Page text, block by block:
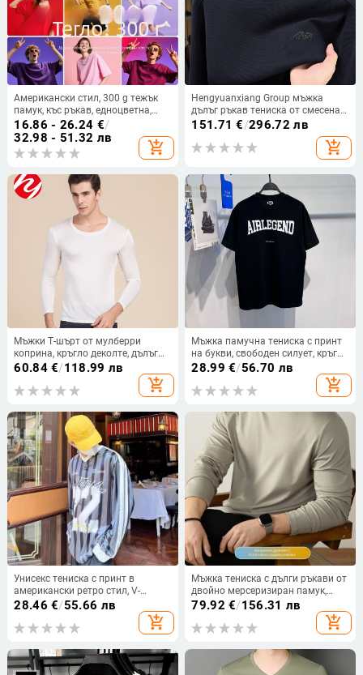
Американски стил, 300 g тежък
памук, къс ръкав, едноцветна,
свободна кройка, кръгло деколте
16.86 - 26.24 €/
32.98 - 51.32 лв
add_shopping_cart
Hengyuanxiang Group мъжка
дълъг ръкав тениска от смесена
вълна и коприна, кръгло деколте,
свободна кройка, бродиран
геометричен мотив
151.71 €/296.72 лв
add_shopping_cart
Мъжки Т-шърт от мулберри
коприна, кръгло деколте, дълъг
ръкав, еднотонен модел
60.84€/118.99 лв
add_shopping_cart
Мъжка памучна тениска с принт
на букви, свободен силует, кръгло
деколте, 95% памук
28.99 €/56.70 лв
add_shopping_cart
Унисекс тениска с принт в
американски ретро стил, V-
образно деколте, дълги ръкави,
свободна кройка за есен навън
28.46 €/55.66 лв
add_shopping_cart
Мъжка тениска с дълги ръкави от
двойно мерсеризиран памук,
гладък плат, вталена,
едноцветна, есен-зима 2025
79.92 €/156.31 лв
add_shopping_cart